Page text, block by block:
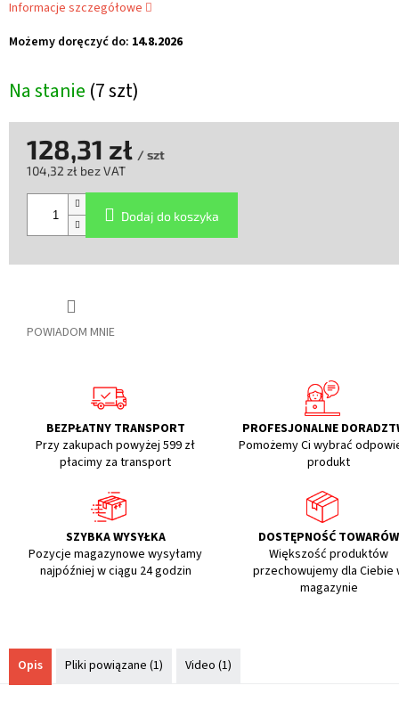
Na stanie (7 szt)
Możemy doręczyć do: 14.8.2026
Informacje szczegółowe
POWIADOM MNIE
128,31 zł / szt
104,32 zł bez VAT
jednostkowa:
Dodaj do koszyka
BEZPŁATNY TRANSPORT
Przy zakupach powyżej 599 zł
płacimy za transport
PROFESJONALNE
Pomożemy Ci wybrać
produkt
SZYBKA WYSYŁKA
Pozycje magazynowe wysyłamy
najpóźniej w ciągu 24 godzin
DOSTĘPNOŚĆ TOWARÓW
Większość produktów
przechowujemy dla Ciebie
magazynie
Opis Pliki powiązane (1) Video (1)